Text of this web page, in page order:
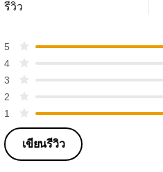
รีวิว
5
4
3
2
1
เขียนรีวิว